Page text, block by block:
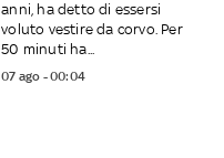
anni, ha detto di essersi
voluto vestire da corvo. Per
50 minuti ha...
07 ago - 00:04